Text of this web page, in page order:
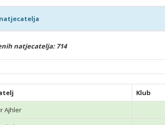
natjecatelja: 714
Klub
Ajhler